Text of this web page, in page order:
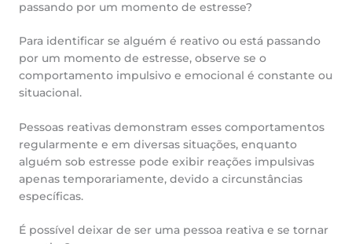
passando por um momento de estresse?
Para identificar se alguém é reativo ou está passando
por um momento de estresse, observe se o
comportamento impulsivo e emocional é constante ou
situacional.
Pessoas reativas demonstram esses comportamentos
regularmente e em diversas situações, enquanto
alguém sob estresse pode exibir reações impulsivas
apenas temporariamente, devido a circunstâncias
específicas.
É possível deixar de ser uma pessoa reativa e se tornar